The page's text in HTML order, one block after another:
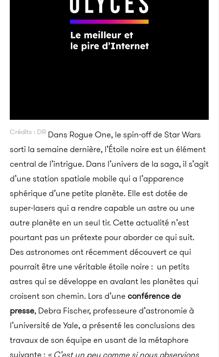
Crédits : DR Dans Rogue One, le spin-off de Star Wars
sorti la semaine dernière, l’Étoile noire est un élément
central de l’intrigue. Dans l’univers de la saga, il s’agit
d’une station spatiale mobile qui a l’apparence
sphérique d’une petite planète. Elle est dotée de
super-lasers qui a rendre capable un astre ou une
autre planète en un seul tir. Cette actualité n’est
pourtant pas un prétexte pour aborder ce qui suit.
Des astronomes ont récemment découvert ce qui
pourrait être une véritable étoile noire : un petits
astres qui se développe en avalant les planètes qui
croisent son chemin. Lors d’une conférence de
presse, Debra Fischer, professeure d’astronomie à
l’université de Yale, a présenté les conclusions des
travaux de son équipe en usant de la métaphore
suivante : « C’est un peu comme si nous observions